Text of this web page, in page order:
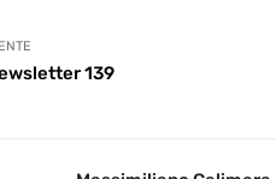
139